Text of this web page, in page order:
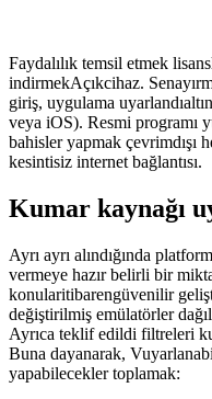
Faydalılık temsil etmek
indirmekAçıkcihaz.
giriş, uygulama
veya iOS). Resmi programı
bahisler yapmak çevrimdışı
kesintisiz internet bağlantısı.
Kumar kaynağı
Ayrı ayrı alındığında
vermeye hazır belirli bir
konularitibarengüvenilir
değiştirilmiş emülatörler
Ayrıca teklif edildi filtreleri
Buna dayanarak,
yapabilecekler toplamak: